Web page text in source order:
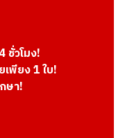
วโมง!
เพียง 1 ใบ!
ษา!